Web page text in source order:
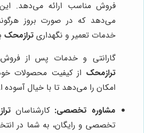
فروش مناسب ارائه می‌دهد.
می‌دهد که در صورت بروز
خدمات تعمیر و نگهداری ترازمحک
گارانتی و خدمات پس از
ترازمحک از کیفیت محصولات
امکان را می‌دهد تا با خیال آسوده
مشاوره تخصصی: کارشناسان
تخصصی و رایگان، به شما در